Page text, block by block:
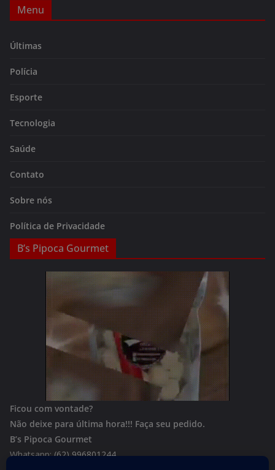
Menu
Últimas
Polícia
Esporte
Tecnologia
Saúde
Contato
Sobre nós
Política de Privacidade
B’s Pipoca Gourmet
Ficou com vontade?
Não deixe para última hora!!! Faça seu pedido.
B’s Pipoca Gourmet
Whatsapp:(62) 996801244